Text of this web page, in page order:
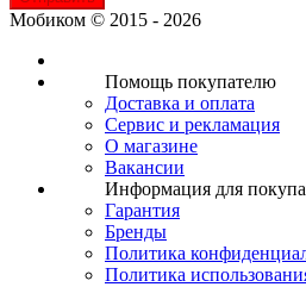
Мобиком © 2015 - 2026
Помощь покупателю
Доставка и оплата
Сервис и рекламация
О магазине
Вакансии
Информация для
Гарантия
Бренды
Политика
Политика